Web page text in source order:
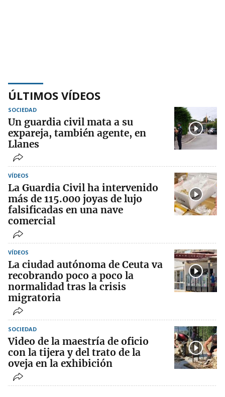
ÚLTIMOS VÍDEOS
SOCIEDAD
Un guardia civil mata a su
expareja, también agente, en
Llanes
VÍDEOS
La Guardia Civil ha intervenido
más de 115.000 joyas de lujo
falsificadas en una nave
comercial
VÍDEOS
La ciudad autónoma de Ceuta va
recobrando poco a poco la
normalidad tras la crisis
migratoria
SOCIEDAD
Video de la maestría de oficio
con la tijera y del trato de la
oveja en la exhibición